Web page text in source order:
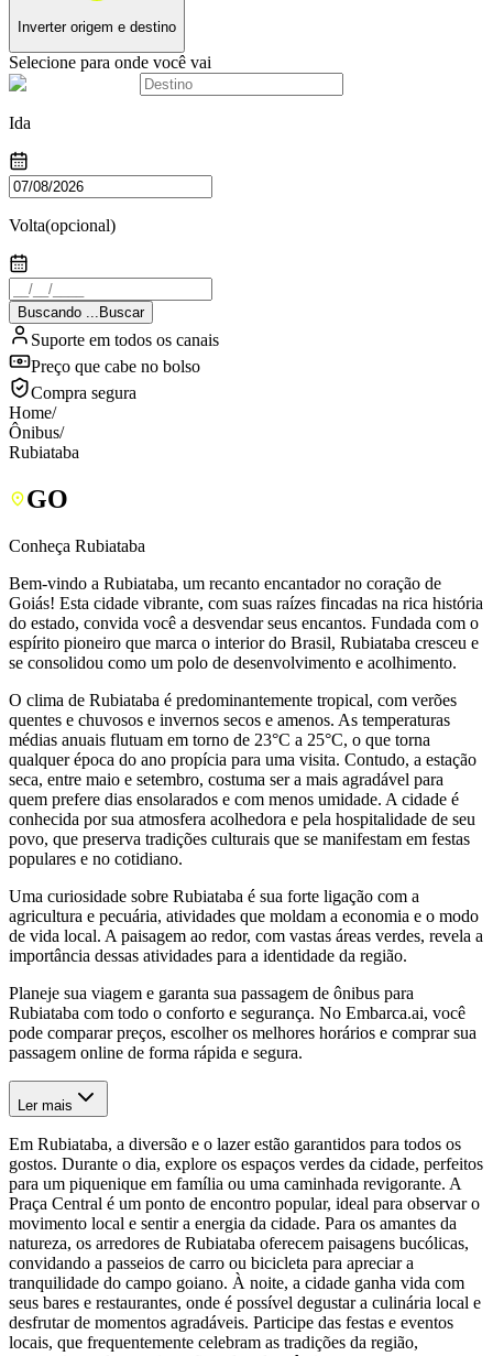
Inverter origem e destino
Selecione para onde você vai
Ida
Volta(opcional)
Buscando ... Buscar
Suporte em todos os canais
Preço que cabe no bolso
Compra segura
Home/
Ônibus/
Rubiataba
GO
Conheça Rubiataba
Bem-vindo a Rubiataba, um recanto encantador no coração de
Goiás! Esta cidade vibrante, com suas raízes fincadas na rica história
do estado, convida você a desvendar seus encantos. Fundada com o
espírito pioneiro que marca o interior do Brasil, Rubiataba cresceu e
se consolidou como um polo de desenvolvimento e acolhimento.
O clima de Rubiataba é predominantemente tropical, com verões
quentes e chuvosos e invernos secos e amenos. As temperaturas
médias anuais flutuam em torno de 23°C a 25°C, o que torna
qualquer época do ano propícia para uma visita. Contudo, a estação
seca, entre maio e setembro, costuma ser a mais agradável para
quem prefere dias ensolarados e com menos umidade. A cidade é
conhecida por sua atmosfera acolhedora e pela hospitalidade de seu
povo, que preserva tradições culturais que se manifestam em festas
populares e no cotidiano.
Uma curiosidade sobre Rubiataba é sua forte ligação com a
agricultura e pecuária, atividades que moldam a economia e o modo
de vida local. A paisagem ao redor, com vastas áreas verdes, revela a
importância dessas atividades para a identidade da região.
Planeje sua viagem e garanta sua passagem de ônibus para
Rubiataba com todo o conforto e segurança. No Embarca.ai, você
pode comparar preços, escolher os melhores horários e comprar sua
passagem online de forma rápida e segura.
Ler mais
Em Rubiataba, a diversão e o lazer estão garantidos para todos os
gostos. Durante o dia, explore os espaços verdes da cidade, perfeitos
para um piquenique em família ou uma caminhada revigorante. A
Praça Central é um ponto de encontro popular, ideal para observar o
movimento local e sentir a energia da cidade. Para os amantes da
natureza, os arredores de Rubiataba oferecem paisagens bucólicas,
convidando a passeios de carro ou bicicleta para apreciar a
tranquilidade do campo goiano. À noite, a cidade ganha vida com
seus bares e restaurantes, onde é possível degustar a culinária local e
desfrutar de momentos agradáveis. Participe das festas e eventos
locais, que frequentemente celebram as tradições da região,